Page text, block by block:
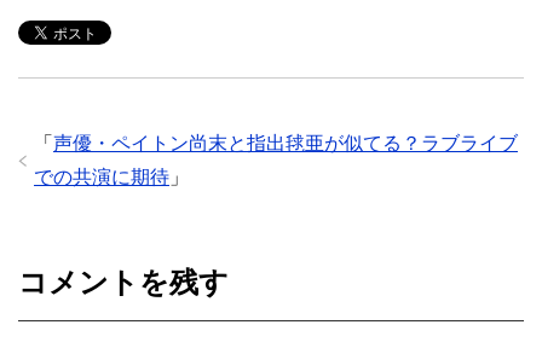
「 声優・ペイトン尚末と指出毬亜が似てる？ラブライブ
での共演に期待 」
コメントを残す